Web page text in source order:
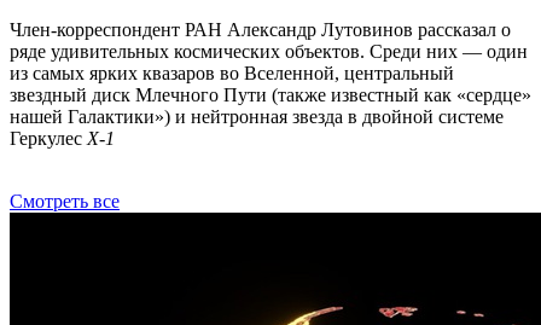
Член-корреспондент РАН Александр Лутовинов рассказал о
ряде удивительных космических объектов. Среди них — один
из самых ярких квазаров во Вселенной, центральный
звездный диск Млечного Пути (также известный как «сердце»
нашей Галактики») и нейтронная звезда в двойной системе
Геркулес X-1
Смотреть все